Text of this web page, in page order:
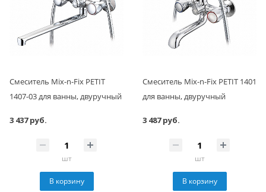
Смеситель Mix-n-Fix PETIT
1407-03 для ванны, двуручный
3 437 руб.
шт
В корзину
Смеситель Mix-n-Fix PETIT 1401
для ванны, двуручный
3 487 руб.
шт
В корзину